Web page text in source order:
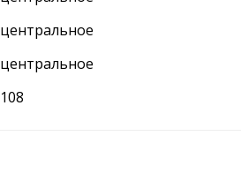
центральное
центральное
108